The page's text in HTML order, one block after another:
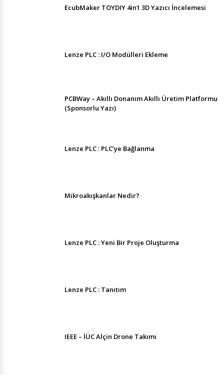
EcubMaker TOYDIY 4in1 3D Yazıcı İncelemesi
Lenze PLC : I/O Modülleri Ekleme
PCBWay – Akıllı Donanım Akıllı Üretim Platformu
(Sponsorlu Yazı)
Lenze PLC : PLC’ye Bağlanma
Mikroakışkanlar Nedir?
Lenze PLC : Yeni Bir Proje Oluşturma
Lenze PLC : Tanıtım
IEEE – İÜC Alçin Drone Takımı